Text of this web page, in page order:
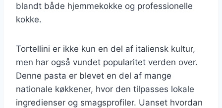
blandt både hjemmekokke og professionelle
kokke.
Tortellini er ikke kun en del af italiensk kultur,
men har også vundet popularitet verden over.
Denne pasta er blevet en del af mange
nationale køkkener, hvor den tilpasses lokale
ingredienser og smagsprofiler. Uanset hvordan